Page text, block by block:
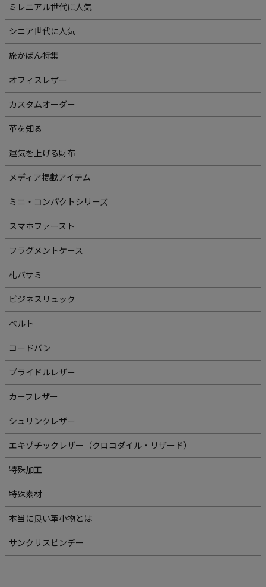
ミレニアル世代に人気
シニア世代に人気
旅かばん特集
オフィスレザー
カスタムオーダー
革を知る
運気を上げる財布
メディア掲載アイテム
ミニ・コンパクトシリーズ
スマホファースト
フラグメントケース
札バサミ
ビジネスリュック
ベルト
コードバン
ブライドルレザー
カーフレザー
シュリンクレザー
エキゾチックレザー（クロコダイル・リザード）
特殊加工
特殊素材
本当に良い革小物とは
サンクリスピンデー